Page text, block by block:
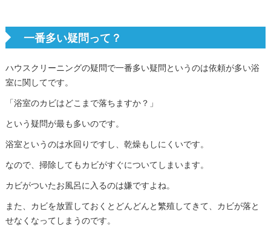
一番多い疑問って？
ハウスクリーニングの疑問で一番多い疑問というのは依頼が多い浴
室に関してです。
「浴室のカビはどこまで落ちますか？」
という疑問が最も多いのです。
浴室というのは水回りですし、乾燥もしにくいです。
なので、掃除してもカビがすぐについてしまいます。
カビがついたお風呂に入るのは嫌ですよね。
また、カビを放置しておくとどんどんと繁殖してきて、カビが落と
せなくなってしまうのです。